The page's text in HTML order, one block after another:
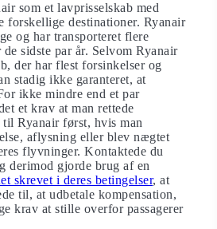
som et lavprisselskab med
forskellige destinationer. Ryanair
og har transporteret flere
sidste par år. Selvom Ryanair
der har flest forsinkelser og
stadig ikke garanteret, at
ikke mindre end et par
et krav at man rettede
til Ryanair først, hvis man
aflysning eller blev nægtet
flyvninger. Kontaktede du
derimod gjorde brug af en
skrevet i deres betingelser, at
til, at udbetale kompensation,
krav at stille overfor passagerer